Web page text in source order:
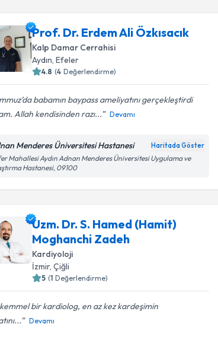
Prof. Dr. Erdem Ali Özkısacık
Kalp Damar Cerrahisi
Aydın, Efeler
4.8 (4 Değerlendirme)
babamın baypass ameliyatını gerçekleştirdi
Allah kendisinden razı...
Devamı
Menderes Üniversitesi Hastanesi Haritada Göster
Mahallesi Aydın Adnan Menderes Üniversitesi Uygulama ve
Hastanesi, 09100
Uzm. Dr. S. Hamed (Hamit)
Moghanchi Zadeh
Kardiyoloji
İzmir, Çiğli
5 (1 Değerlendirme)
bir kardiolog, en az kez kardeşimin
Devamı